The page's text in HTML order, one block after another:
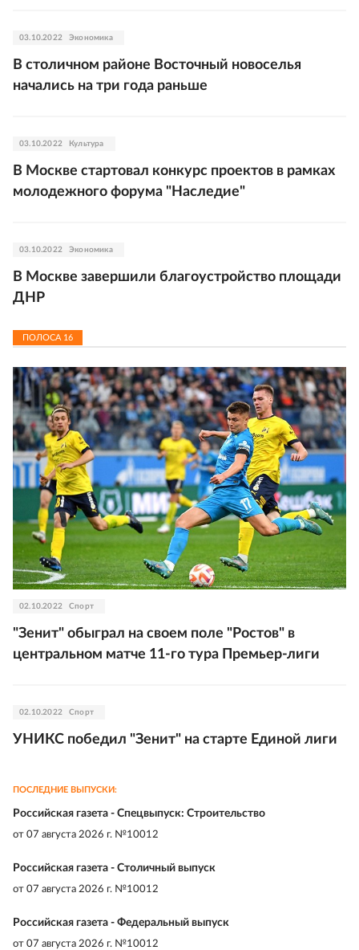
03.10.2022 Экономика
В столичном районе Восточный новоселья
начались на три года раньше
03.10.2022 Культура
В Москве стартовал конкурс проектов в рамках
молодежного форума "Наследие"
03.10.2022 Экономика
В Москве завершили благоустройство площади
ДНР
ПОЛОСА 16
02.10.2022 Спорт
"Зенит" обыграл на своем поле "Ростов" в
центральном матче 11-го тура Премьер-лиги
02.10.2022 Спорт
УНИКС победил "Зенит" на старте Единой лиги
ПОСЛЕДНИЕ ВЫПУСКИ:
Российская газета - Спецвыпуск: Строительство
от 07 августа 2026 г. №10012
Российская газета - Столичный выпуск
от 07 августа 2026 г. №10012
Российская газета - Федеральный выпуск
от 07 августа 2026 г. №10012